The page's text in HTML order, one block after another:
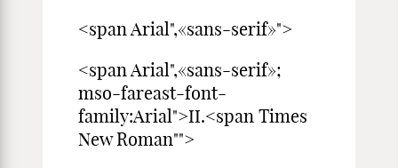
<span Arial",«sans-serif»">
<span Arial",«sans-serif»;
mso-fareast-font-
family:Arial">II.<span Times
New Roman"">